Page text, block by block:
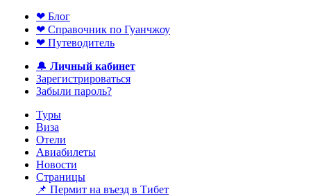
❤ Блог
❤ Справочник по Гуанчжоу
❤ Путеводитель
🔔 Личный кабинет
Зарегистрироваться
Забыли пароль?
Туры
Виза
Отели
Авиабилеты
Новости
Страницы
📌 Пермит на въезд в Тибет